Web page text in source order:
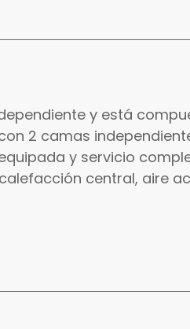
y está
2 camas
y servicio
central, aire